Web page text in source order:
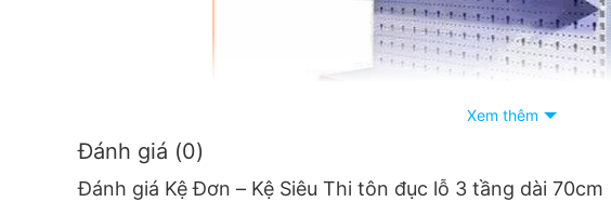
Xem thêm
Đánh giá (0)
Đánh giá Kệ Đơn – Kệ Siêu Thi tôn đục lỗ 3 tầng dài 70cm